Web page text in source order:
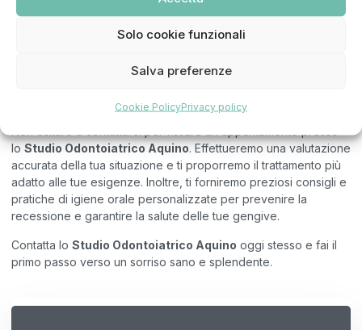
Solo cookie funzionali
Salva preferenze
Cookie PolicyPrivacy policy
Normalmente, le gengive guariscono completamente entro tre
eliminare le cause determinanti
Sospetti di avere una recessione gengivale in atto?
lo Studio Odontoiatrico Aquino. Effettueremo una valutazione
accurata della tua situazione e ti proporremo il trattamento più
adatto alle tue esigenze. Inoltre, ti forniremo preziosi consigli e
pratiche di igiene orale personalizzate per prevenire la
recessione e garantire la salute delle tue gengive.
Contatta lo Studio Odontoiatrico Aquino oggi stesso e fai il
primo passo verso un sorriso sano e splendente.